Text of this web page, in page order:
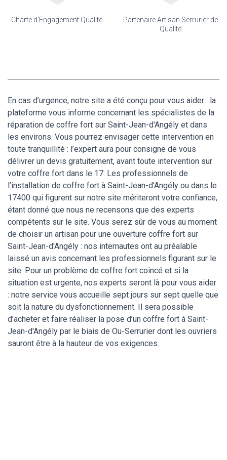
Charte d'Engagement Qualité
Partenaire Artisan Serrurier de
Qualité
En cas d’urgence, notre site a été conçu pour vous aider : la
plateforme vous informe concernant les spécialistes de la
réparation de coffre fort sur Saint-Jean-d'Angély et dans
les environs. Vous pourrez envisager cette intervention en
toute tranquillité : l’expert aura pour consigne de vous
délivrer un devis gratuitement, avant toute intervention sur
votre coffre fort dans le 17. Les professionnels de
l’installation de coffre fort à Saint-Jean-d'Angély ou dans le
17400 qui figurent sur notre site mériteront votre confiance,
étant donné que nous ne recensons que des experts
compétents sur le site. Vous serez sûr de vous au moment
de choisir un artisan pour une ouverture coffre fort sur
Saint-Jean-d'Angély : nos internautes ont au préalable
laissé un avis concernant les professionnels figurant sur le
site. Pour un problème de coffre fort coincé et si la
situation est urgente, nos experts seront là pour vous aider
: notre service vous accueille sept jours sur sept quelle que
soit la nature du dysfonctionnement. Il sera possible
d’acheter et faire réaliser la pose d’un coffre fort à Saint-
Jean-d'Angély par le biais de Ou-Serrurier dont les ouvriers
sauront être à la hauteur de vos exigences.